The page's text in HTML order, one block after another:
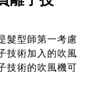
髮型師第一考慮
技術加入的吹風
技術的吹風機可